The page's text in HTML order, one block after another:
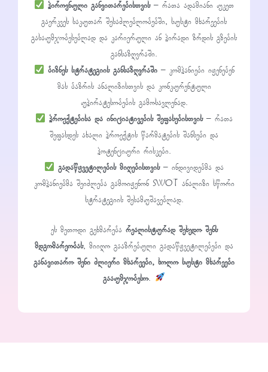
პიროვნული განვითარებისთვის– რათა ადამიანი უკეთ
გაერკვეს საკუთარ შესაძლებლობებში, სუსტი მხარეების
გასაუმჯობესებლად და კარიერული ან პირადი ზრდის გზების
განსაზღვრაში.
ბიზნეს სტრატეგიის განსაზღვრაში– კომპანიები იყენებენ
მას ბაზრის ანალიზისთვის და კონკურენტული
უპირატესობების გამოსავლენად.
პროექტებისა და ინიციატივების შეფასებისთვის– რათა
შეფასდეს ახალი პროექტის წარმატების შანსები და
პოტენციური რისკები.
გადაწყვეტილების მიღებისთვის– ინდივიდებმა და
კომპანიებმა შეიძლება გამოიყენონ SWOT ანალიზი სწორი
სტრატეგიის შესამუშავებლად.
ეს მეთოდი გეხმარება რეალისტურად შეხედო შენს
მდგომარეობას, მიიღო გააზრებული გადაწყვეტილებები და
განავითარო შენი ძლიერი მხარეები, ხოლო სუსტი მხარეები
გააუმჯობესო.